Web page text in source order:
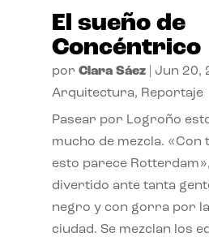
El sueño de
Concéntrico
por Clara Sáez| Jun 20,
Arquitectura, Reportaje
Pasear por Logroño
mucho de mezcla. «Con
esto parece
divertido ante tanta
negro y con gorra por
ciudad. Se mezclan los